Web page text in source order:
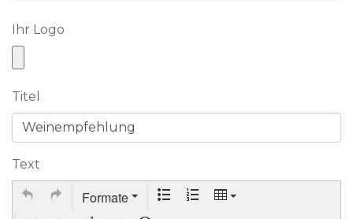
Ihr Logo
Titel
Text
Formate